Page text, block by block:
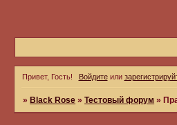
Привет, Гость! Войдитеили
» Black Rose »Тестовый форум »